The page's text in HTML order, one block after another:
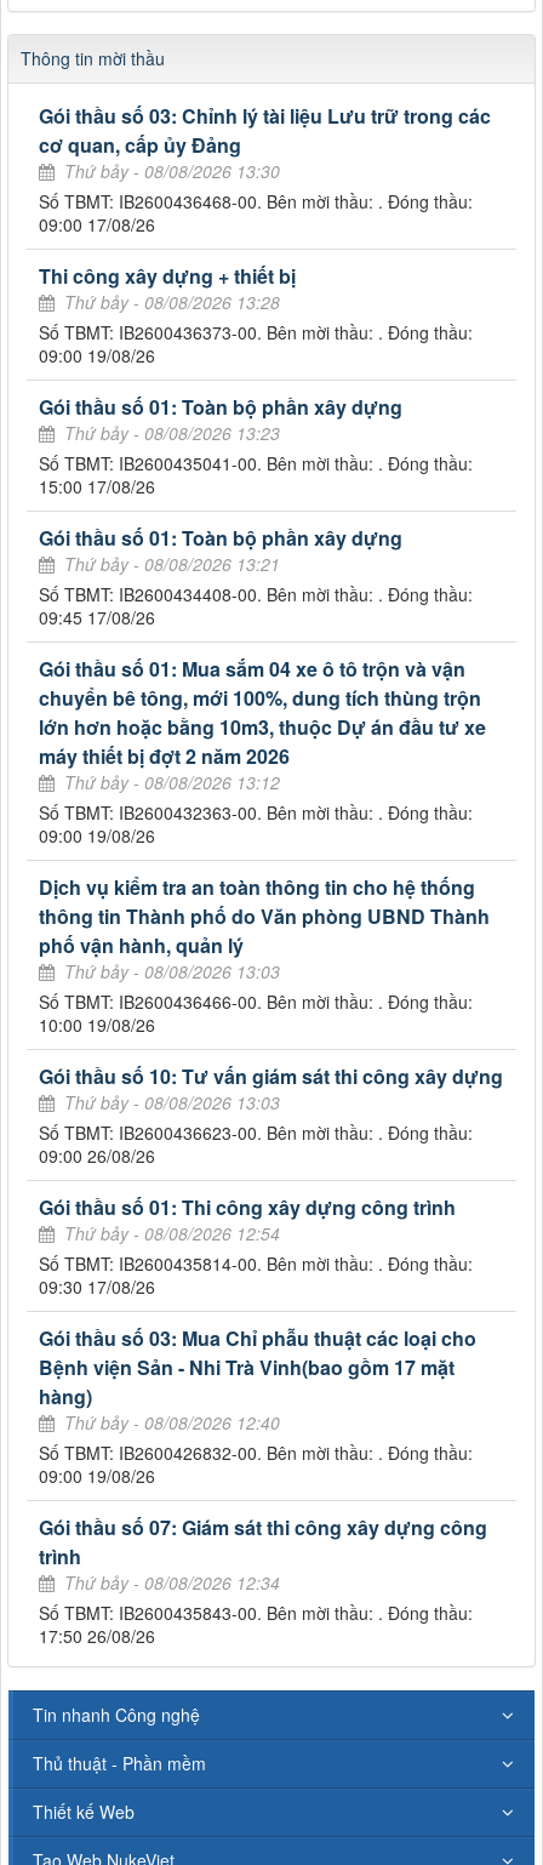
Thông tin mời thầu
Gói thầu số 03: Chỉnh lý tài liệu Lưu trữ trong các
cơ quan, cấp ủy Đảng
Thứ bảy - 08/08/2026 13:30
Số TBMT: IB2600436468-00. Bên mời thầu: . Đóng thầu:
09:00 17/08/26
Thi công xây dựng + thiết bị
Thứ bảy - 08/08/2026 13:28
Số TBMT: IB2600436373-00. Bên mời thầu: . Đóng thầu:
09:00 19/08/26
Gói thầu số 01: Toàn bộ phần xây dựng
Thứ bảy - 08/08/2026 13:23
Số TBMT: IB2600435041-00. Bên mời thầu: . Đóng thầu:
15:00 17/08/26
Gói thầu số 01: Toàn bộ phần xây dựng
Thứ bảy - 08/08/2026 13:21
Số TBMT: IB2600434408-00. Bên mời thầu: . Đóng thầu:
09:45 17/08/26
Gói thầu số 01: Mua sắm 04 xe ô tô trộn và vận
chuyển bê tông, mới 100%, dung tích thùng trộn
lớn hơn hoặc bằng 10m3, thuộc Dự án đầu tư xe
máy thiết bị đợt 2 năm 2026
Thứ bảy - 08/08/2026 13:12
Số TBMT: IB2600432363-00. Bên mời thầu: . Đóng thầu:
09:00 19/08/26
Dịch vụ kiểm tra an toàn thông tin cho hệ thống
thông tin Thành phố do Văn phòng UBND Thành
phố vận hành, quản lý
Thứ bảy - 08/08/2026 13:03
Số TBMT: IB2600436466-00. Bên mời thầu: . Đóng thầu:
10:00 19/08/26
Gói thầu số 10: Tư vấn giám sát thi công xây dựng
Thứ bảy - 08/08/2026 13:03
Số TBMT: IB2600436623-00. Bên mời thầu: . Đóng thầu:
09:00 26/08/26
Gói thầu số 01: Thi công xây dựng công trình
Thứ bảy - 08/08/2026 12:54
Số TBMT: IB2600435814-00. Bên mời thầu: . Đóng thầu:
09:30 17/08/26
Gói thầu số 03: Mua Chỉ phẫu thuật các loại cho
Bệnh viện Sản - Nhi Trà Vinh(bao gồm 17 mặt
hàng)
Thứ bảy - 08/08/2026 12:40
Số TBMT: IB2600426832-00. Bên mời thầu: . Đóng thầu:
09:00 19/08/26
Gói thầu số 07: Giám sát thi công xây dựng công
trình
Thứ bảy - 08/08/2026 12:34
Số TBMT: IB2600435843-00. Bên mời thầu: . Đóng thầu:
17:50 26/08/26
Tin nhanh Công nghệ
Thủ thuật - Phần mềm
Thiết kế Web